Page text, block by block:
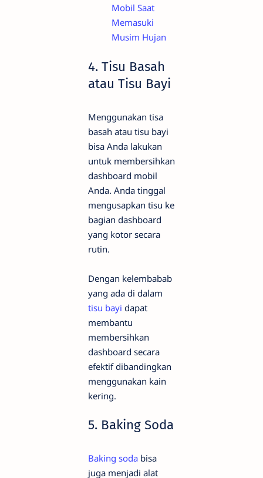
Mobil Saat
Memasuki
Musim Hujan
4. Tisu Basah
atau Tisu Bayi
Menggunakan tisa
basah atau tisu bayi
bisa Anda lakukan
untuk membersihkan
dashboard mobil
Anda. Anda tinggal
mengusapkan tisu ke
bagian dashboard
yang kotor secara
rutin.
Dengan kelembabab
yang ada di dalam
tisu bayi dapat
membantu
membersihkan
dashboard secara
efektif dibandingkan
menggunakan kain
kering.
5. Baking Soda
Baking soda bisa
juga menjadi alat